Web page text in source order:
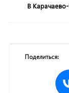
В
Поделиться: